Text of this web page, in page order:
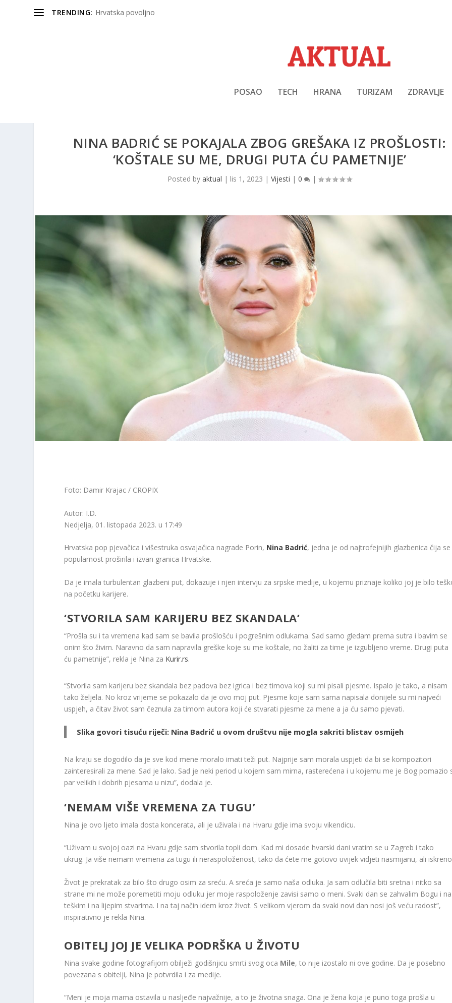
TRENDING: Hrvatska povoljno
POSAO TECH HRANA TURIZAM ZDRAVLJE
NINA BADRIĆ SE POKAJALA ZBOG GREŠAKA IZ PROŠLOSTI:
‘KOŠTALE SU ME, DRUGI PUTA ĆU PAMETNIJE’
Posted byaktual | lis 1, 2023 |Vijesti |0 |
Foto: Damir Krajac / CROPIX
Autor: I.D.
Nedjelja, 01. listopada 2023. u 17:49
Hrvatska pop pjevačica i višestruka osvajačica nagrade Porin, Nina Badrić, jedna je od najtrofejnijih glazbenica čija se
popularnost proširila i izvan granica Hrvatske.
Da je imala turbulentan glazbeni put, dokazuje i njen intervju za srpske medije, u kojemu priznaje koliko joj je bilo
na početku karijere.
‘STVORILA SAM KARIJERU BEZ SKANDALA’
“Prošla su i ta vremena kad sam se bavila prošlošću i pogrešnim odlukama. Sad samo gledam prema sutra i bavim se
onim što živim. Naravno da sam napravila greške koje su me koštale, no žaliti za time je izgubljeno vreme. Drugi puta
ću pametnije”, rekla je Nina za Kurir.rs.
“Stvorila sam karijeru bez skandala bez padova bez igrica i bez timova koji su mi pisali pjesme. Ispalo je tako, a nisam
tako željela. No kroz vrijeme se pokazalo da je ovo moj put. Pjesme koje sam sama napisala donijele su mi najveći
uspjeh, a čitav život sam čeznula za timom autora koji će stvarati pjesme za mene a ja ću samo pjevati.
Slika govori tisuću riječi: Nina Badrić u ovom društvu nije mogla sakriti blistav osmijeh
Na kraju se dogodilo da je sve kod mene moralo imati teži put. Najprije sam morala uspjeti da bi se kompozitori
zainteresirali za mene. Sad je lako. Sad je neki period u kojem sam mirna, rasterećena i u kojemu me je Bog pomazio
par velikih i dobrih pjesama u nizu”, dodala je.
‘NEMAM VIŠE VREMENA ZA TUGU’
Nina je ovo ljeto imala dosta koncerata, ali je uživala i na Hvaru gdje ima svoju vikendicu.
“Uživam u svojoj oazi na Hvaru gdje sam stvorila topli dom. Kad mi dosade hvarski dani vratim se u Zagreb i tako
ukrug. Ja više nemam vremena za tugu ili neraspoloženost, tako da ćete me gotovo uvijek vidjeti nasmijanu, ali
Život je prekratak za bilo što drugo osim za sreću. A sreća je samo naša odluka. Ja sam odlučila biti sretna i nitko sa
strane mi ne može poremetiti moju odluku jer moje raspoloženje zavisi samo o meni. Svaki dan se zahvalim Bogu i na
teškim i na lijepim stvarima. I na taj način idem kroz život. S velikom vjerom da svaki novi dan nosi još veću radost”,
inspirativno je rekla Nina.
OBITELJ JOJ JE VELIKA PODRŠKA U ŽIVOTU
Nina svake godine fotografijom obilježi godišnjicu smrti svog oca Mile, to nije izostalo ni ove godine. Da je posebno
povezana s obitelji, Nina je potvrdila i za medije.
“Meni je moja mama ostavila u nasljeđe najvažnije, a to je životna snaga. Ona je žena koja je puno toga prošla u